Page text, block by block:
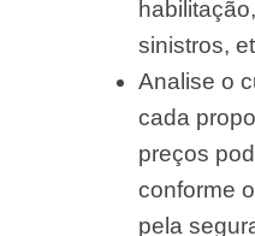
sinistros,
Analise o
cada
preços
conforme
pela